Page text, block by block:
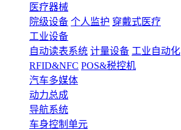
医疗器械
院级设备 个人监护 穿戴式医疗
工业设备
自动读表系统 计量设备 工业自动化
RFID&NFC POS&税控机
汽车多媒体
动力总成
导航系统
车身控制单元